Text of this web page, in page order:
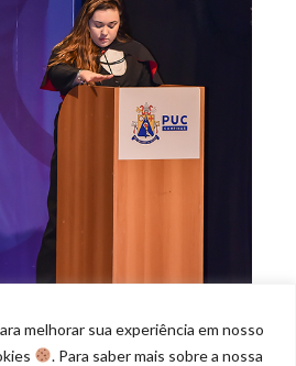
melhorar sua experiência em nosso
. Para saber mais sobre a nossa